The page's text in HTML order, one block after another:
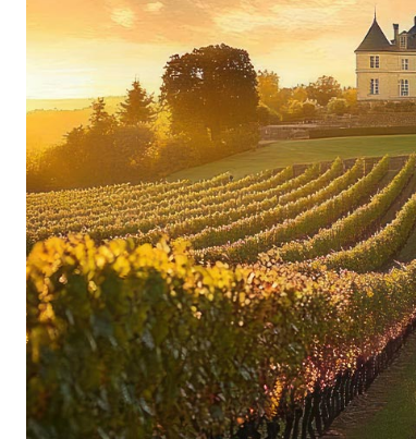
Châteaus Certan ganz weit oben.
der Weine, der sich durch samtige und
Trockene und kalte Winter, die sich
und heißen und trockenen Wintern
ausgezeichnete Qualität der Weine
die von einer zarten Holznote begleitet
abgestimmt, sodass Weinkenner sich
Geschmackserlebnis freuen können.